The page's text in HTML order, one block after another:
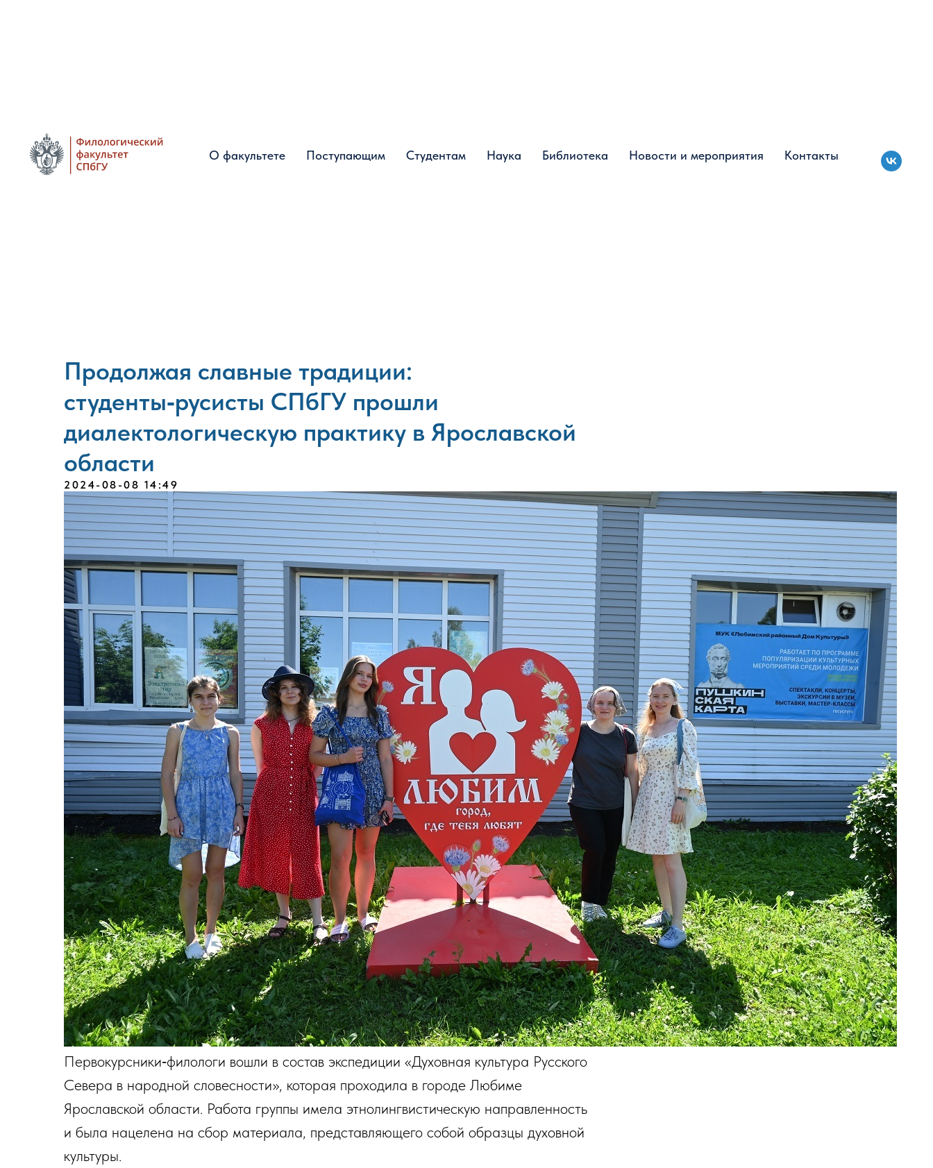
О факультете Поступающим Студентам Наука Библиотека Новости и мероприятия Контакты
О факультете Поступающим Студентам Наука Библиотека Новости и мероприятия Контакты
Продолжая славные традиции:
студенты‑русисты СПбГУ прошли
диалектологическую практику в Ярославской
области
2024-08-08 14:49
Первокурсники‑филологи вошли в состав экспедиции «Духовная культура Русского
Севера в народной словесности», которая проходила в городе Любиме
Ярославской области. Работа группы имела этнолингвистическую направленность
и была нацелена на сбор материала, представляющего собой образцы духовной
культуры.